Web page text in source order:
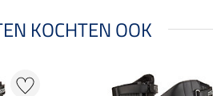
KOCHTEN OOK